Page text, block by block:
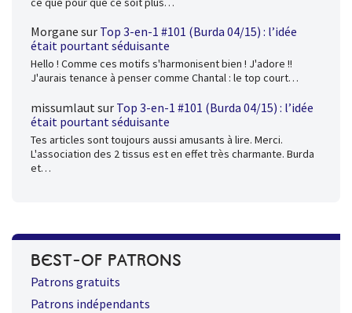
Morgane sur Top 3-en-1 #101 (Burda 04/15) : l’idée
était pourtant séduisante
Hello ! Comme ces motifs s'harmonisent bien ! J'adore !!
J'aurais tenance à penser comme Chantal : le top court…
missumlaut sur Top 3-en-1 #101 (Burda 04/15) : l’idée
était pourtant séduisante
Tes articles sont toujours aussi amusants à lire. Merci.
L'association des 2 tissus est en effet très charmante. Burda
et…
BEST-OF PATRONS
Patrons gratuits
Patrons indépendants